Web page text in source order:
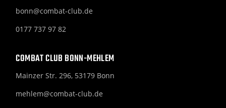
bonn@combat-club.de
0177 737 97 82
COMBAT CLUB BONN-MEHLEM
Mainzer Str. 296, 53179 Bonn
mehlem@combat-club.de